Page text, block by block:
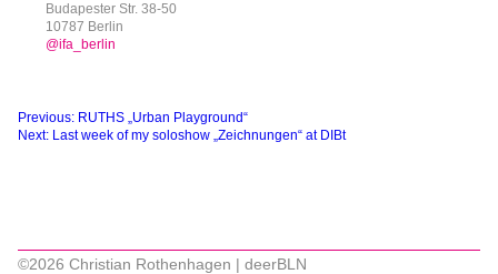
Budapester Str. 38-50
10787 Berlin
@ifa_berlin
Beitragsnavigation
Previous: RUTHS „Urban Playground“
Next: Last week of my soloshow „Zeichnungen“ at DIBt
©2026 Christian Rothenhagen | deerBLN